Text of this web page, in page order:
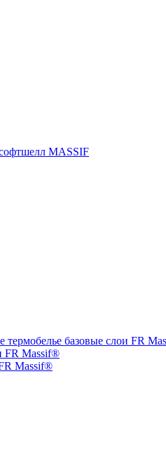
MASSIF
термобелье базовые слои FR
FR Massif®
Massif®
произведенный компанией